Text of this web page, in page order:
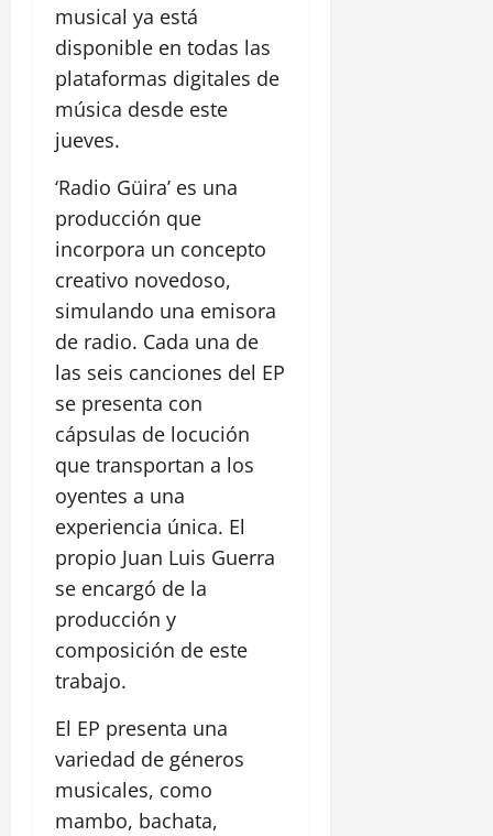
musical ya está
disponible en todas las
plataformas digitales de
música desde este
jueves.
‘Radio Güira’ es una
producción que
incorpora un concepto
creativo novedoso,
simulando una emisora
de radio. Cada una de
las seis canciones del EP
se presenta con
cápsulas de locución
que transportan a los
oyentes a una
experiencia única. El
propio Juan Luis Guerra
se encargó de la
producción y
composición de este
trabajo.
El EP presenta una
variedad de géneros
musicales, como
mambo, bachata,